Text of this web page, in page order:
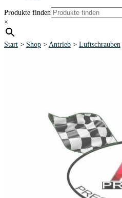
Produkte finden
×
Start > Shop > Antrieb > Luftschrauben